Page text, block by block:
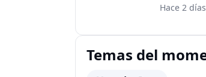
Hace 2 días
Temas del